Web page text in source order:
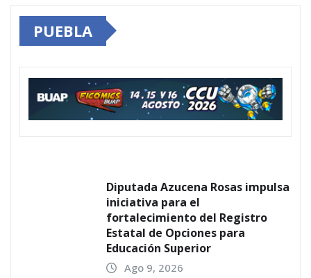
PUEBLA
Diputada Azucena Rosas impulsa
iniciativa para el
fortalecimiento del Registro
Estatal de Opciones para
Educación Superior
Ago 9, 2026